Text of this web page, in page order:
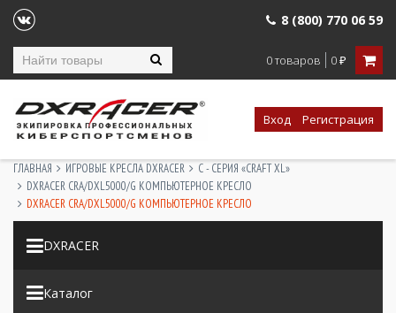
8 (800) 770 06 59
0 товаров 0₽
Вход Регистрация
DXRACER
ГЛАВНАЯ ИГРОВЫЕ КРЕСЛА DXRACER
C - СЕРИЯ «CRAFT XL»
DXRACER CRA/DXL5000/G КОМПЬЮТЕРНОЕ КРЕСЛО
DXRACER CRA/DXL5000/G КОМПЬЮТЕРНОЕ КРЕСЛО
Каталог